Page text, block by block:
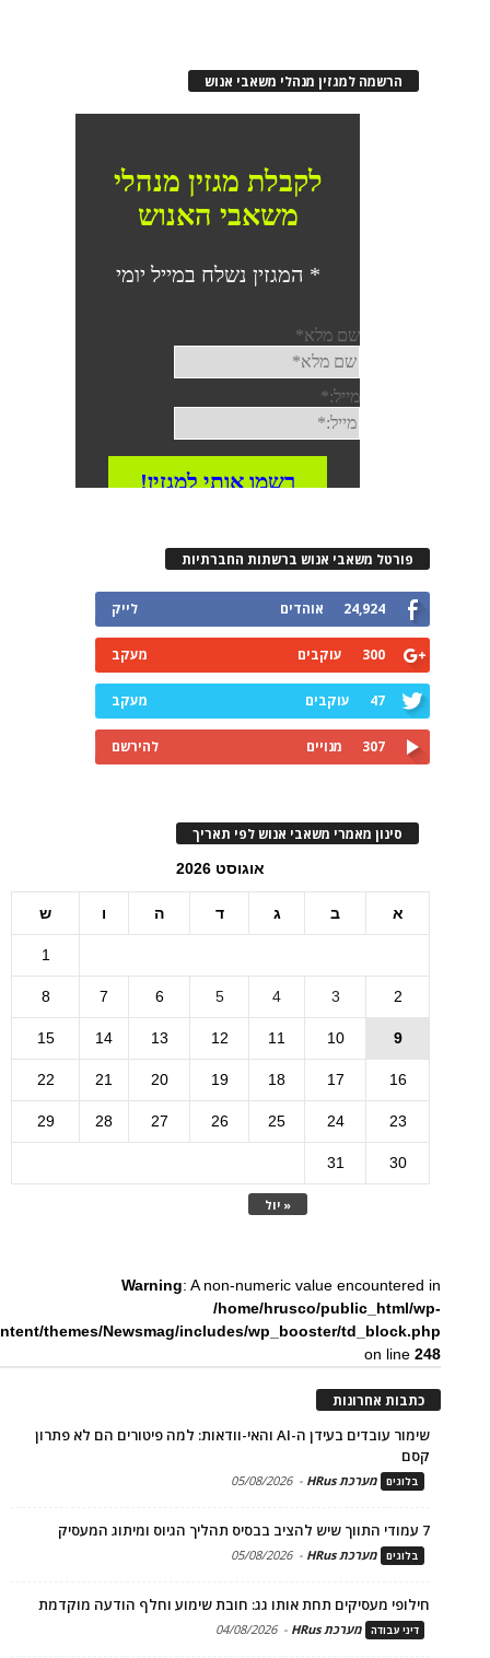
הרשמה למגזין מנהלי משאבי אנוש
פורטל משאבי אנוש ברשתות החברתיות
24,924 אוהדים לייק
300 עוקבים מעקב
47 עוקבים מעקב
307 מנויים להירשם
סינון מאמרי משאבי אנוש לפי תאריך
אוגוסט 2026
א ב ג ד ה ו ש
« יול
1
2
3
4
5
6
7
8
9
10
11
12
13
14
15
16
17
18
19
20
21
22
23
24
25
26
27
28
29
30
31
Warning: A non-numeric value encountered in
/home/hrusco/public_html/wp-
themes/Newsmag/includes/wp_booster/td_block.php
on line248
כתבות אחרונות
שימור עובדים בעידן ה-AI והאי-וודאות: למה פיטורים הם לא פתרון
קסם
בלוגים מערכת HRus -
05/08/2026
7 עמודי התווך שיש להציב בבסיס תהליך הגיוס ומיתוג המעסיק
בלוגים מערכת HRus -
05/08/2026
חילופי מעסיקים תחת אותו גג: חובת שימוע וחלף הודעה מוקדמת
דיני עבודה מערכת HRus -
04/08/2026